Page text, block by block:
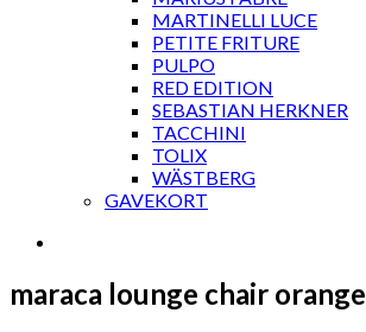
MARTINELLI LUCE
PETITE FRITURE
PULPO
RED EDITION
SEBASTIAN HERKNER
TACCHINI
TOLIX
WÄSTBERG
GAVEKORT
maraca lounge chair orange